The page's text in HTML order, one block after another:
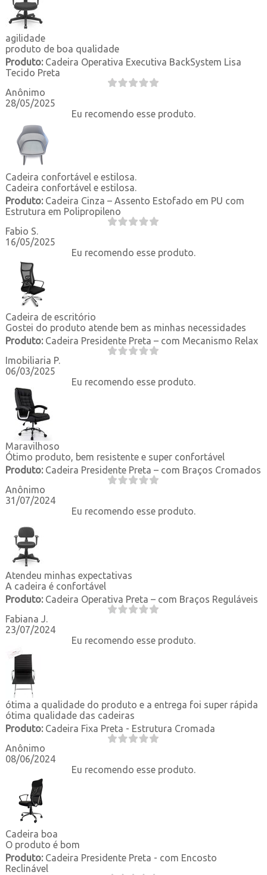
agilidade
produto de boa qualidade
Produto:Cadeira Operativa Executiva BackSystem Lisa
Tecido Preta
Anônimo
28/05/2025
Eu recomendo esse produto.
Cadeira confortável e estilosa.
Cadeira confortável e estilosa.
Produto:Cadeira Cinza – Assento Estofado em PU com
Estrutura em Polipropileno
Fabio S.
16/05/2025
Eu recomendo esse produto.
Cadeira de escritório
Gostei do produto atende bem as minhas necessidades
Produto:Cadeira Presidente Preta – com Mecanismo Relax
Imobiliaria P.
06/03/2025
Eu recomendo esse produto.
Maravilhoso
Ótimo produto, bem resistente e super confortável
Produto:Cadeira Presidente Preta – com Braços Cromados
Anônimo
31/07/2024
Eu recomendo esse produto.
Atendeu minhas expectativas
A cadeira é confortável
Produto:Cadeira Operativa Preta – com Braços Reguláveis
Fabiana J.
23/07/2024
Eu recomendo esse produto.
ótima a qualidade do produto e a entrega foi super rápida
ótima qualidade das cadeiras
Produto:Cadeira Fixa Preta - Estrutura Cromada
Anônimo
08/06/2024
Eu recomendo esse produto.
Cadeira boa
O produto é bom
Produto:Cadeira Presidente Preta - com Encosto
Reclinável